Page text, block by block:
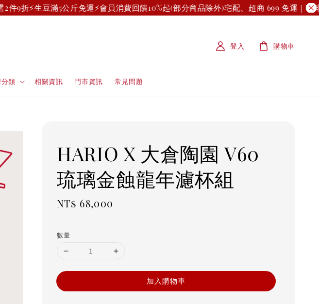
9折⚡生豆滿5公斤免運⚡會員消費回饋10%起(部分商品除外)宅配、超商 699 免運｜咖啡熟
類 相關資訊 門市資訊 常見問題
登入 購物車
HARIO X 大倉陶園 V60
琉璃金蝕龍年濾杯組
Regular
NT$ 68,000
數量
加入購物車